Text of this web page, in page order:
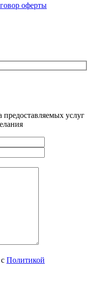
оферты
услуг
Политикой